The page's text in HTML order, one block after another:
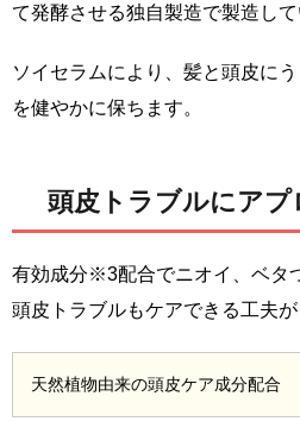
て発酵させる独自製造で製造して
ソイセラムにより、髪と頭皮に
を健やかに保ちます。
頭皮トラブルにアプ
有効成分※3配合でニオイ、ベタ
頭皮トラブルもケアできる工夫が
天然植物由来の頭皮ケア成分配合